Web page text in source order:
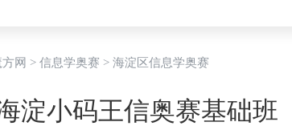
方网 > 信息学奥赛 > 海淀区信息学奥赛
淀小码王信奥赛基础班